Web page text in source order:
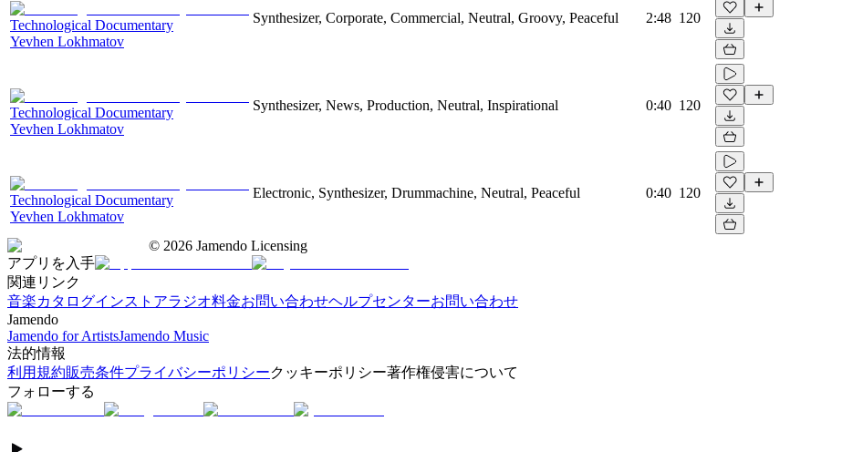
Technological Documentary
Yevhen Lokhmatov
Synthesizer, Corporate, Commercial, Neutral, Groovy, Peaceful 2:48 120
Technological Documentary
Yevhen Lokhmatov
Synthesizer, News, Production, Neutral, Inspirational 0:40 120
Technological Documentary
Yevhen Lokhmatov
Electronic, Synthesizer, Drummachine, Neutral, Peaceful 0:40 120
© 2026 Jamendo Licensing
アプリを入手
関連リンク
音楽カタログインストアラジオ料金お問い合わせヘルプセンターお問い合わせ
Jamendo
Jamendo for ArtistsJamendo Music
法的情報
利用規約販売条件プライバシーポリシークッキーポリシー著作権侵害について
フォローする